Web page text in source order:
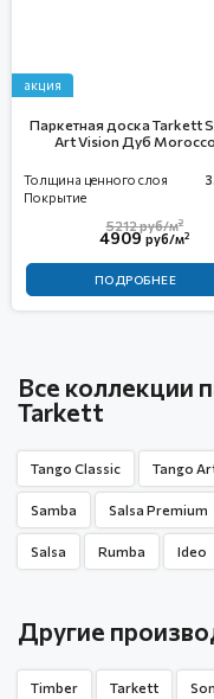
акция
Паркетная доска Tarkett
Art Vision Дуб Morocco
Толщина ценного слоя
Покрытие
4909руб/м2
5212руб/м2
ПОДРОБНЕЕ
Все коллекции
Tarkett
Tango Classic Tango
Samba Salsa Premium
Salsa Rumba Ideo
Другие
Timber Tarkett